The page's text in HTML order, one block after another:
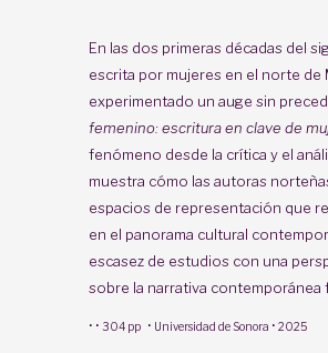
En las dos primeras décadas del
escrita por mujeres en el norte de
experimentado un auge sin
femenino: escritura en clave de
fenómeno desde la crítica y el
muestra cómo las autoras
espacios de representación que
en el panorama cultural
escasez de estudios con una
sobre la narrativa contemporánea
· · 304 pp · Universidad de Sonora · 2025